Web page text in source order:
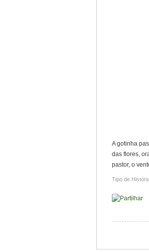
A gotinha
das flores,
pastor, o
Tipo de